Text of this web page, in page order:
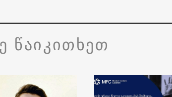
წაიკითხეთ